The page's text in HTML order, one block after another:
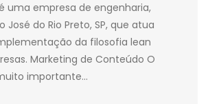
uma empresa de engenharia,
José do Rio Preto, SP, que atua
da filosofia lean
Marketing de Conteúdo O
importante…